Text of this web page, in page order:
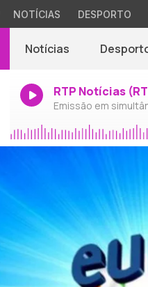
NOTÍCIAS DESPORTO
Notícias
RTP Notícias
Emissão em